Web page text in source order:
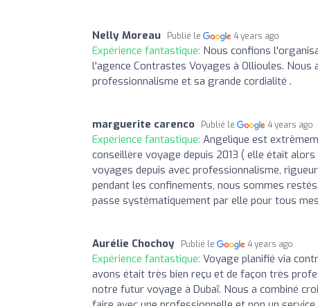
Nelly Moreau Publié le 4 years ago
Expérience fantastique: Nous confions
l'agence Contrastes Voyages à Ollioules.
professionnalisme et sa grande cordialité .
marguerite carenco Publié le 4 years ago
Expérience fantastique: Angelique est
conseillère voyage depuis 2013 ( elle était
voyages depuis avec professionnalisme,
pendant les confinements, nous sommes
passe systématiquement par elle pour tous
Aurélie Chochoy Publié le 4 years ago
Expérience fantastique: Voyage planifié via
avons était très bien reçu et de façon très
notre futur voyage à Dubaï. Nous a combiné